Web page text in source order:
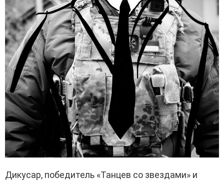
Дикусар, победитель «Танцев со звездами» и